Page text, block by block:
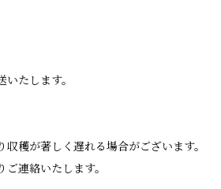
たします。
穫が著しく遅れる場合がございます。
連絡いたします。